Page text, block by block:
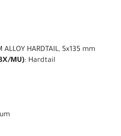
ALLOY HARDTAIL, 5x135 mm
MU): Hardtail